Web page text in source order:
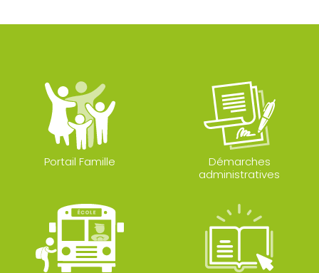
Portail Famille
Démarches
administratives